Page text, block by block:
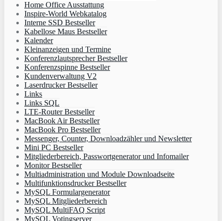
Home Office Ausstattung
Inspire-World Webkatalog
Interne SSD Bestseller
Kabellose Maus Bestseller
Kalender
Kleinanzeigen und Termine
Konferenzlautsprecher Bestseller
Konferenzspinne Bestseller
Kundenverwaltung V2
Laserdrucker Bestseller
Links
Links SQL
LTE-Router Bestseller
MacBook Air Bestseller
MacBook Pro Bestseller
Messenger, Counter, Downloadzähler und Newsletter
Mini PC Bestseller
Mitgliederbereich, Passwortgenerator und Infomailer
Monitor Bestseller
Multiadministration und Module Downloadseite
Multifunktionsdrucker Bestseller
MySQL Formulargenerator
MySQL Mitgliederbereich
MySQL MultiFAQ Script
MySQL Votingserver